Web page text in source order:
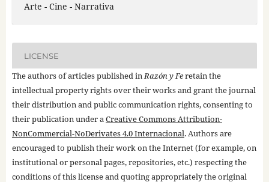
Arte - Cine - Narrativa
LICENSE
The authors of articles published inRazón y Feretain the
intellectual property rights over their works and grant the journal
their distribution and public communication rights, consenting to
their publication under aCreative Commons Attribution-
NonCommercial-NoDerivates 4.0 Internacional. Authors are
encouraged to publish their work on the Internet (for example, on
institutional or personal pages, repositories, etc.) respecting the
conditions of this license and quoting appropriately the original